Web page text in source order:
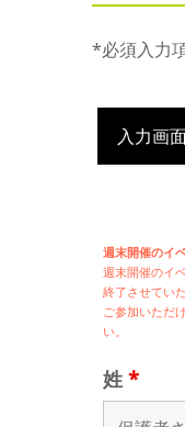
*必須入力
入力画
週末開催のイ
週末開催のイ
終了させてい
ご参加いただ
い。
姓 *